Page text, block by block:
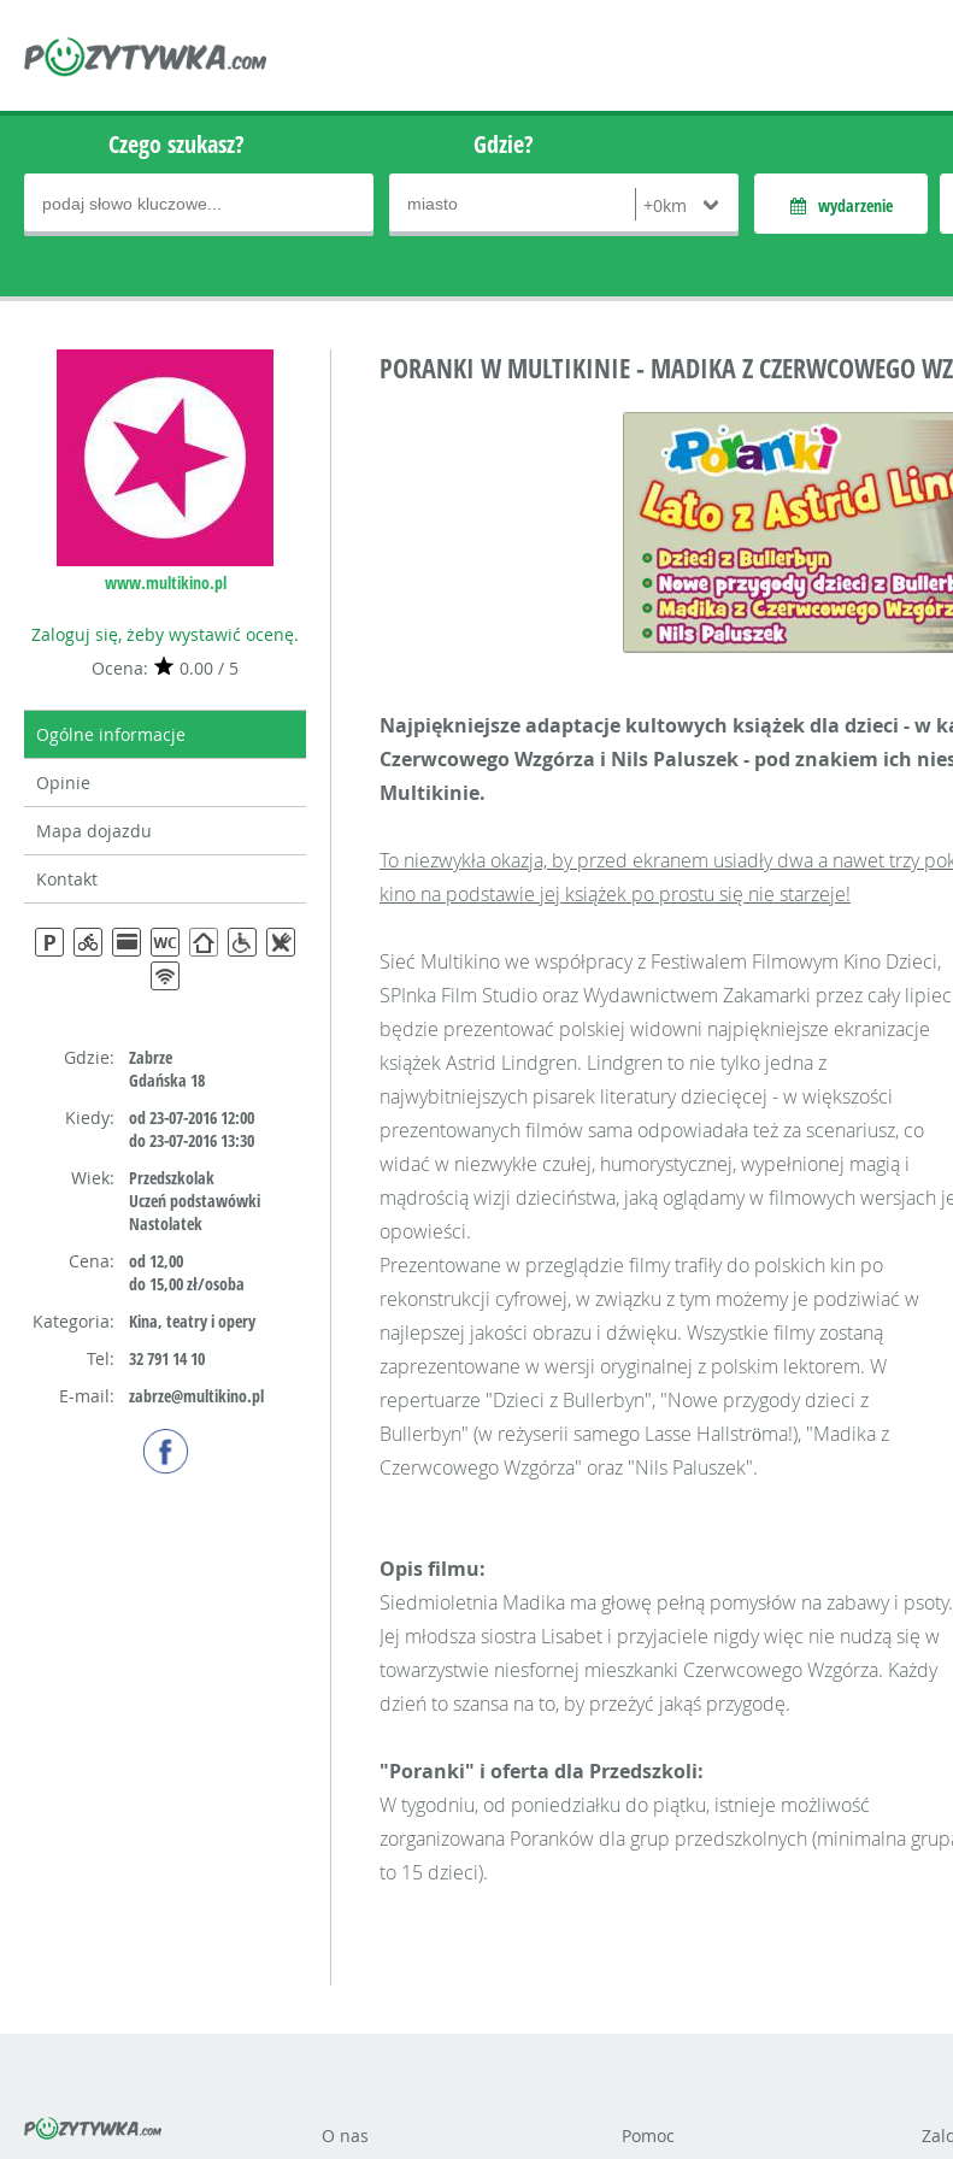
Czego szukasz? Gdzie?
wydarzenie
www.multikino.pl
Zaloguj się, żeby wystawić ocenę.
Ocena:
0.00 / 5
Ogólne informacje
Opinie
Mapa dojazdu
Kontakt
Gdzie:
Zabrze
Gdańska 18
Kiedy:
od 23-07-2016 12:00
do 23-07-2016 13:30
Wiek:
Przedszkolak
Uczeń podstawówki
Nastolatek
Cena:
od 12,00
do 15,00 zł/osoba
Kategoria:
Kina, teatry i opery
Tel:
32 791 14 10
E-mail:
zabrze@multikino.pl
PORANKI W MULTIKINIE - MADIKA Z CZERWCOWEGO
Najpiękniejsze adaptacje kultowych książek dla dzieci - w
Czerwcowego Wzgórza i Nils Paluszek - pod znakiem ich
Multikinie.
To niezwykła okazja, by przed ekranem usiadły dwa a nawet trzy
kino na podstawie jej książek po prostu się nie starzeje!
Sieć Multikino we współpracy z Festiwalem Filmowym Kino Dzieci,
SPInka Film Studio oraz Wydawnictwem Zakamarki przez cały lipiec
będzie prezentować polskiej widowni najpiękniejsze ekranizacje
książek Astrid Lindgren. Lindgren to nie tylko jedna z
najwybitniejszych pisarek literatury dziecięcej - w większości
prezentowanych filmów sama odpowiadała też za scenariusz, co
widać w niezwykłe czułej, humorystycznej, wypełnionej magią i
mądrością wizji dzieciństwa, jaką oglądamy w filmowych wersjach
opowieści.
Prezentowane w przeglądzie filmy trafiły do polskich kin po
rekonstrukcji cyfrowej, w związku z tym możemy je podziwiać w
najlepszej jakości obrazu i dźwięku. Wszystkie filmy zostaną
zaprezentowane w wersji oryginalnej z polskim lektorem. W
repertuarze "Dzieci z Bullerbyn", "Nowe przygody dzieci z
Bullerbyn" (w reżyserii samego Lasse Hallströma!), "Madika z
Czerwcowego Wzgórza" oraz "Nils Paluszek".
Opis filmu:
Siedmioletnia Madika ma głowę pełną pomysłów na zabawy i psoty.
Jej młodsza siostra Lisabet i przyjaciele nigdy więc nie nudzą się w
towarzystwie niesfornej mieszkanki Czerwcowego Wzgórza. Każdy
dzień to szansa na to, by przeżyć jakąś przygodę.
"Poranki" i oferta dla Przedszkoli:
W tygodniu, od poniedziałku do piątku, istnieje możliwość
zorganizowana Poranków dla grup przedszkolnych (minimalna
to 15 dzieci).
O nas Pomoc